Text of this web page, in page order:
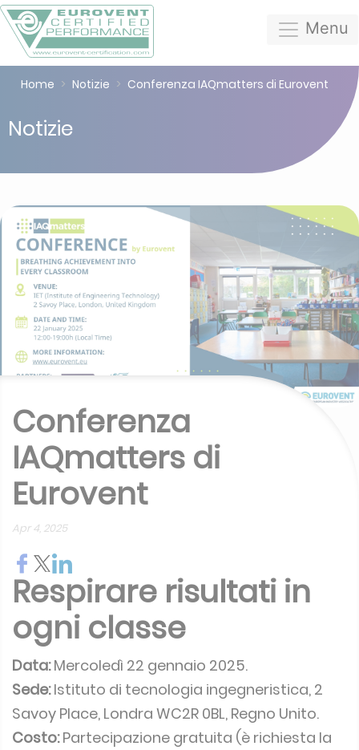
Menu
Home Notizie Conferenza IAQmatters di Eurovent
Notizie
Conferenza
IAQmatters di
Eurovent
Apr 4, 2025
Respirare risultati in
ogni classe
Data:Mercoledì 22 gennaio 2025.
Sede:Istituto di tecnologia ingegneristica, 2
Savoy Place, Londra WC2R 0BL, Regno Unito.
Costo:Partecipazione gratuita (è richiesta la